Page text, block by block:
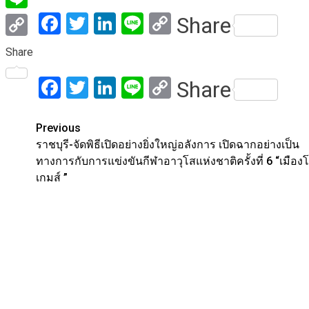
Facebook
Twitter
LinkedIn
LineCopy
Share
Facebook
Twitter
LinkedIn
LineCopy
Share
Post
navigation
Previous
ราชบุรี-จัดพิธีเปิดอย่างยิ่งใหญ่อลังการ เปิดฉากอย่างเป็น
ทางการกับการแข่งขันกีฬาอาวุโสแห่งชาติครั้งที่ 6 “เมือง
เกมส์ ”
Line
Copy
Link
Share